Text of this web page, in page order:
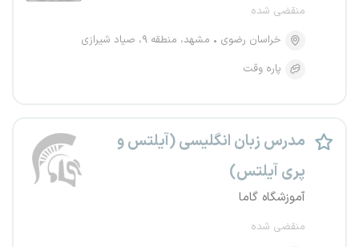
منقضی شده
خراسان رضوی
مشهد، منطقه ۹، صیاد شیرازی
پاره وقت
مدرس زبان انگلیسی (آیلتس و
پری آیلتس)
آموزشگاه گاما
منقضی شده